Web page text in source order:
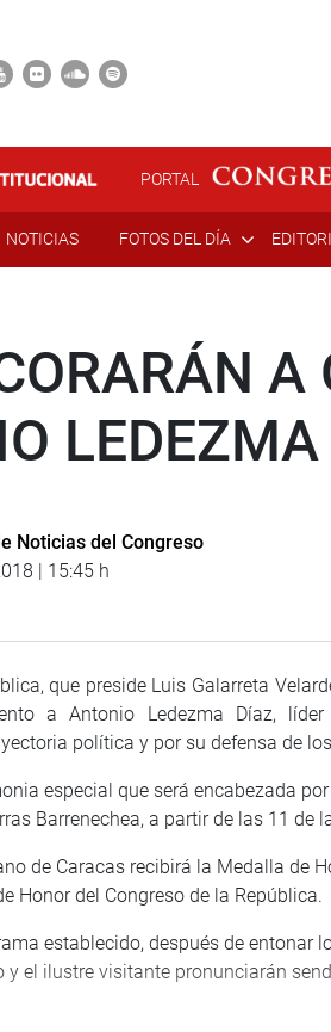
PORTAL
NOTICIAS FOTOS DEL DÍA
A
LEDEZMA
Noticias del Congreso
| 15:45 h
que preside Luis Galarreta
a Antonio Ledezma Díaz,
política y por su defensa de
especial que será encabezada
Barrenechea, a partir de las 11 de
de Caracas recibirá la Medalla de
Honor del Congreso de la República.
establecido, después de entonar
y el ilustre visitante pronunciarán